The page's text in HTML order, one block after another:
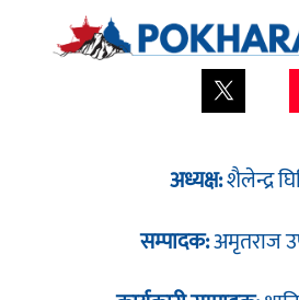
अध्यक्ष:शैलेन्द्र
सम्पादक:अमृतराज